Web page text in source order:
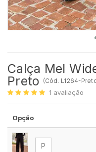
Calça Mel
Preto (Cód. L1264-
1 avaliação
Opção
P